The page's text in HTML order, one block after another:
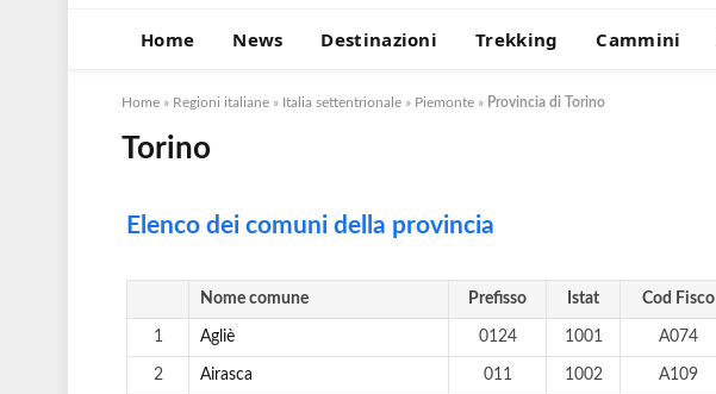
Home News Destinazioni Trekking Cammini
Home » Regioni italiane » Italia settentrionale » Piemonte » Provincia di Torino
Torino
Elenco dei comuni della provincia
Nome comune Prefisso Istat Cod Fisco
1 Agliè 0124 1001 A074
2 Airasca 011 1002 A109